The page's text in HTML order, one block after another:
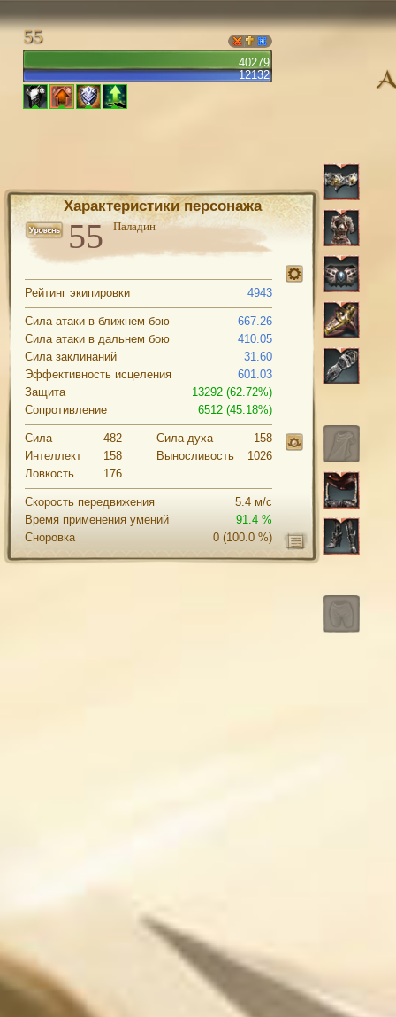
40279
12132
55
Характеристики персонажа
Паладин
Рейтинг экипировки 4943
Сила атаки в ближнем бою
667.26
Сила атаки в дальнем бою
410.05
Сила заклинаний
31.60
Эффективность исцеления
601.03
Защита
13292 (62.72%)
Сопротивление
6512 (45.18%)
Сила
482
Интеллект
158
Ловкость
176
Cила духа
158
Выносливость
1026
Скорость передвижения
5.4 м/с
Время применения умений
91.4 %
Сноровка
(100.0 %)
0